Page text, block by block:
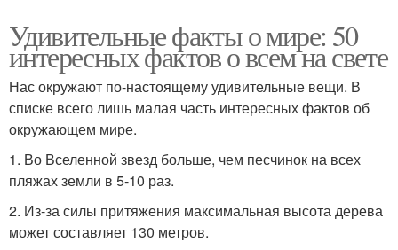
Удивительные факты о мире: 50
интересных фактов о всем на свете
Нас окружают по-настоящему удивительные вещи. В
списке всего лишь малая часть интересных фактов об
окружающем мире.
1. Во Вселенной звезд больше, чем песчинок на всех
пляжах земли в 5-10 раз.
2. Из-за силы притяжения максимальная высота дерева
может составляет 130 метров.